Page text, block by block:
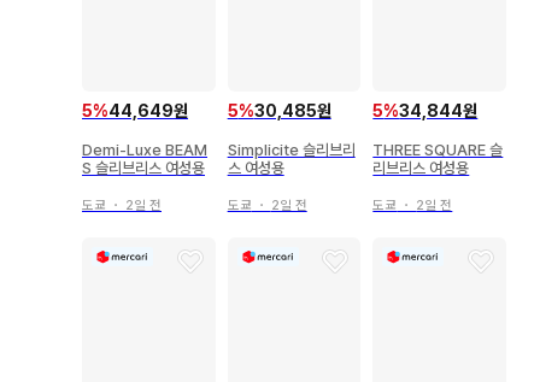
5%44,649원
Demi-Luxe BEAM
S 슬리브리스 여성용
도쿄 ・ 2일 전
5%30,485원
Simplicite 슬리브리
스 여성용
도쿄 ・ 2일 전
5%34,844원
THREE SQUARE 슬
리브리스 여성용
도쿄 ・ 2일 전